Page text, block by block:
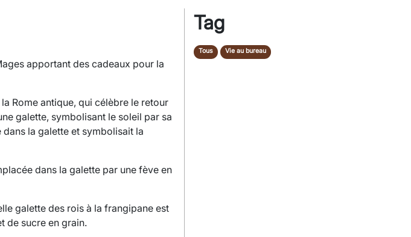
apportant des cadeaux pour la
Rome antique, qui célèbre le retour
galette, symbolisant le soleil par sa
la galette et symbolisait la
dans la galette par une fève en
galette des rois à la frangipane est
de sucre en grain.
Tag
Tous Vie au bureau